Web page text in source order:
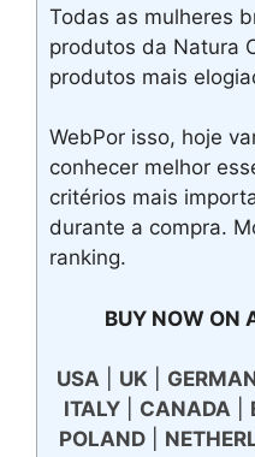
Todas as mulheres
produtos da Natura
produtos mais
WebPor isso, hoje
conhecer melhor
critérios mais
durante a compra.
ranking.
BUY NOW ON
USA UK
ITALY| CANADA
POLAND|